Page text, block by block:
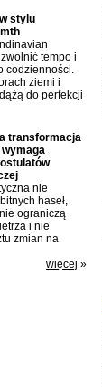
stylu
tempo i
codzienności.
ziemi i
do perfekcji
transformacja
nie
haseł,
ograniczą
i nie
zmian na
więcej »